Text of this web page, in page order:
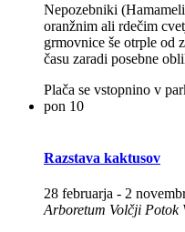
Nepozebniki
oranžnim ali rdečim
grmovnice še otrple od
času zaradi posebne
Plača se vstopnino v
pon 10
Razstava kaktusov
28 februarja - 2
Arboretum Volčji Potok